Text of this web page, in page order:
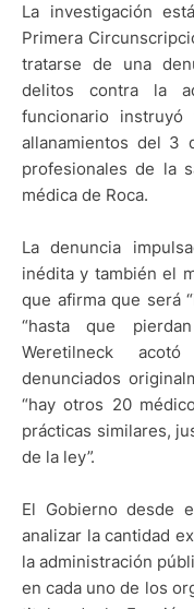
La investigación
Primera
tratarse de una
delitos contra la
funcionario
allanamientos del 3
profesionales de la
médica de Roca.
La denuncia
inédita y también el
que afirma que será
“hasta que
Weretilneck
denunciados
“hay otros 20
prácticas similares,
de la ley”.
El Gobierno desde
analizar la cantidad
la administración
en cada uno de los